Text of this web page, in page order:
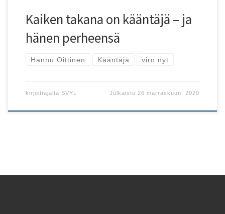
Kaiken takana on kääntäjä – ja
hänen perheensä
Hannu Oittinen Kääntäjä viro.nyt
kirjoittajalta SVYL Julkaistu 26 marraskuun, 2020